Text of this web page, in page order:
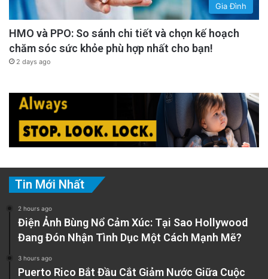
Gia Đình
HMO và PPO: So sánh chi tiết và chọn kế hoạch
chăm sóc sức khỏe phù hợp nhất cho bạn!
2 days ago
Tin Mới Nhất
2 hours ago
Điện Ảnh Bùng Nổ Cảm Xúc: Tại Sao Hollywood
Đang Đón Nhận Tình Dục Một Cách Mạnh Mẽ?
3 hours ago
Puerto Rico Bắt Đầu Cắt Giảm Nước Giữa Cuộc